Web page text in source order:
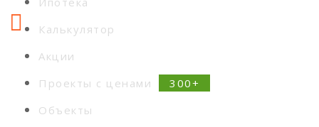
Калькулятор
Акции
Проекты с ценами
Объекты